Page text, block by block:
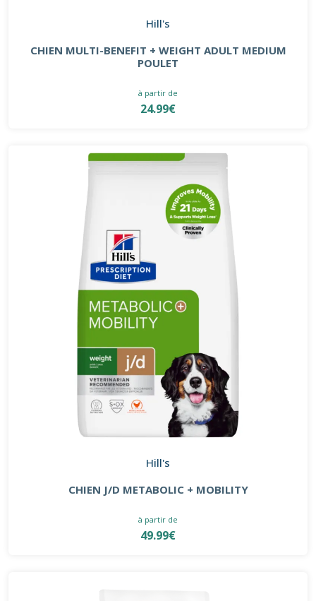
Hill's
CHIEN MULTI-BENEFIT + WEIGHT ADULT MEDIUM
POULET
à partir de
24.99€
Hill's
CHIEN J/D METABOLIC + MOBILITY
à partir de
49.99€